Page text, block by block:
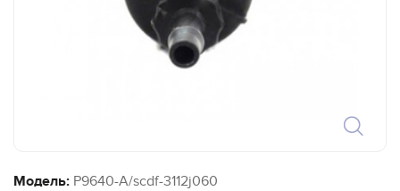
Модель: P9640-A/scdf-3112j060